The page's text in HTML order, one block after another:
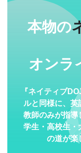
本物の
オンラ
『ネイティブ
ルと同様に、英
教師のみが指導
学生・高校生・
の道が楽